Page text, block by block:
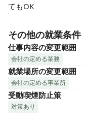
てもOK
その他の就業条件
仕事内容の変更範囲
会社の定める業務
就業場所の変更範囲
会社の定める事業所
受動喫煙防止策
対策あり